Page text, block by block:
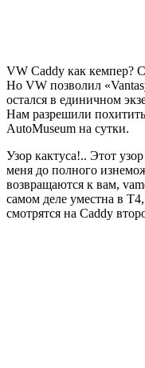
VW Caddy как кемпер?
Но VW позволил
остался в единичном
Нам разрешили
AutoMuseum на сутки.
Узор кактуса!.. Этот
меня до полного
возвращаются к вам,
самом деле уместна в
смотрятся на Caddy